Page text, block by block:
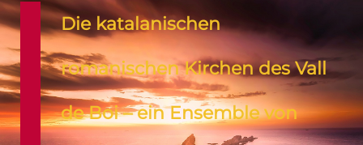
Die katalanischen
romanischen Kirchen des Vall
de Boi – ein Ensemble von